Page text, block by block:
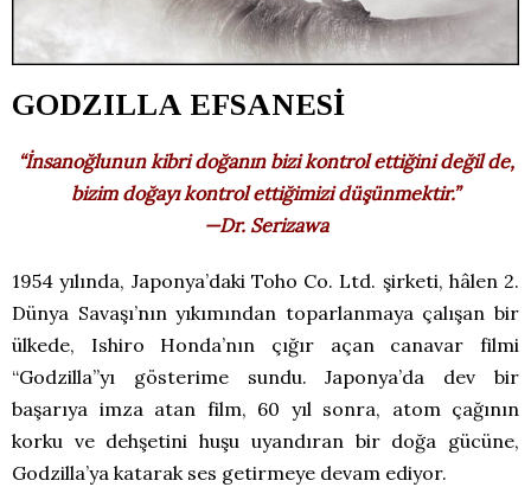
GODZILLA EFSANESİ
“İnsanoğlunun kibri doğanın bizi kontrol ettiğini değil de,
bizim doğayı kontrol ettiğimizi düşünmektir.”
—Dr. Serizawa
1954 yılında, Japonya’daki Toho Co. Ltd. şirketi, hâlen 2.
Dünya Savaşı’nın yıkımından toparlanmaya çalışan bir
ülkede, Ishiro Honda’nın çığır açan canavar filmi
“Godzilla”yı gösterime sundu. Japonya’da dev bir
başarıya imza atan film, 60 yıl sonra, atom çağının
korku ve dehşetini huşu uyandıran bir doğa gücüne,
Godzilla’ya katarak ses getirmeye devam ediyor.